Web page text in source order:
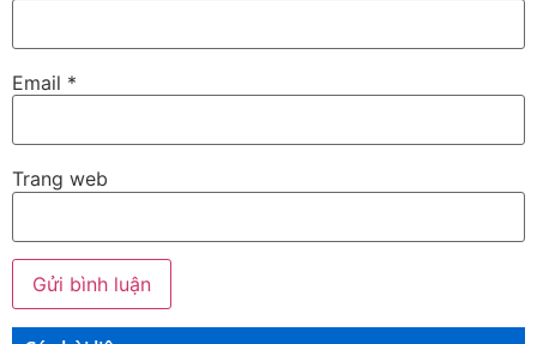
Email *
Trang web